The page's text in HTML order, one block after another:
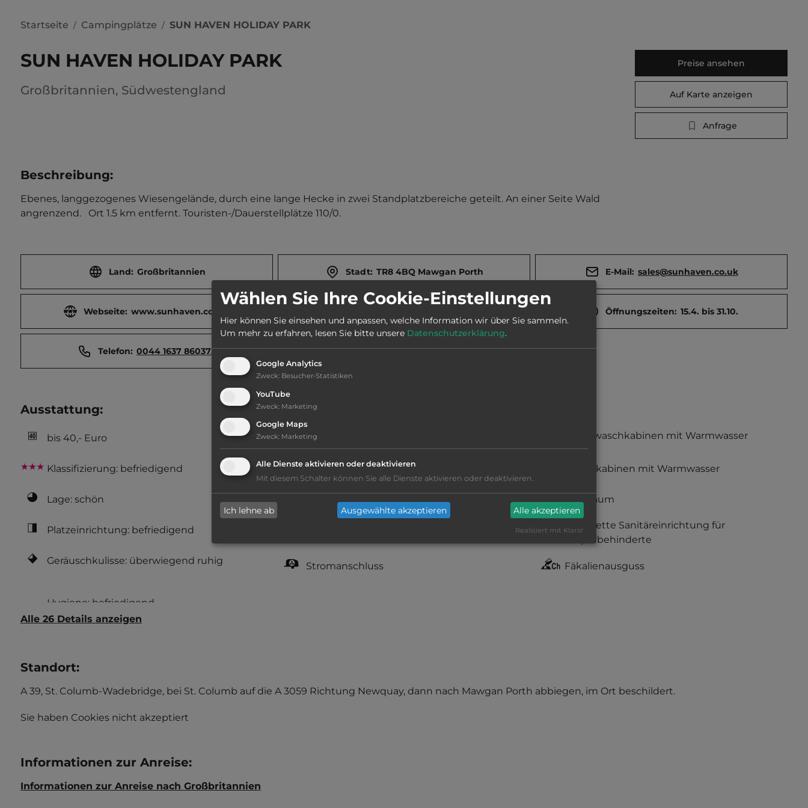
Startseite / Campingplätze / SUN HAVEN HOLIDAY PARK
SUN HAVEN HOLIDAY PARK
Großbritannien, Südwestengland
Preise ansehen
Auf Karte anzeigen
Anfrage
Beschreibung:
Ebenes, langgezogenes Wiesengelände, durch eine lange Hecke in zwei Standplatzbereiche geteilt. An einer Seite Wald
angrenzend.   Ort 1.5 km entfernt. Touristen-/Dauerstellplätze 110/0.
Land: Großbritannien Stadt: TR8 4BQ Mawgan Porth E-Mail: sales@sunhaven.co.uk
Webseite: www.sunhaven.co.uk/ Öffnungszeiten: 15.4. bis 31.10.
Telefon: 0044 1637 860373
Ausstattung:
bis 40,- Euro
Klassifizierung: befriedigend
Lage: schön
Platzeinrichtung: befriedigend
Geräuschkulisse: überwiegend ruhig
Hygiene: befriedigend
Service: befriedigend, einige
Annehmlichkeiten fehlen
Grasgelände, Wiese
Stromanschluss
Einzelwaschkabinen mit Warmwasser
Duschkabinen mit Warmwasser
Babyraum
komplette Sanitäreinrichtung für
Körperbehinderte
Fäkalienausguss
Alle 26 Details anzeigen
Standort:
A 39, St. Columb-Wadebridge, bei St. Columb auf die A 3059 Richtung Newquay, dann nach Mawgan Porth abbiegen, im Ort beschildert.
Sie haben Cookies nicht akzeptiert
Informationen zur Anreise:
Informationen zur Anreise nach Großbritannien
Wählen Sie Ihre Cookie-Einstellungen
Hier können Sie einsehen und anpassen, welche Information wir über Sie sammeln.
Um mehr zu erfahren, lesen Sie bitte unsere Datenschutzerklärung.
Google Analytics
Zweck: Besucher-Statistiken
YouTube
Zweck: Marketing
Google Maps
Zweck: Marketing
Alle Dienste aktivieren oder deaktivieren
Mit diesem Schalter können Sie alle Dienste aktivieren oder deaktivieren.
Ich lehne ab Ausgewählte akzeptieren Alle akzeptieren
Realisiert mit Klaro!